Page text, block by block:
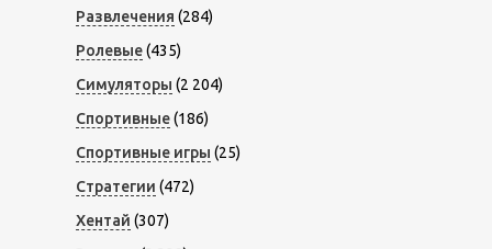
Развлечения (284)
Ролевые(435)
Симуляторы (2 204)
Спортивные(186)
Спортивные игры (25)
Стратегии (472)
Хентай (307)